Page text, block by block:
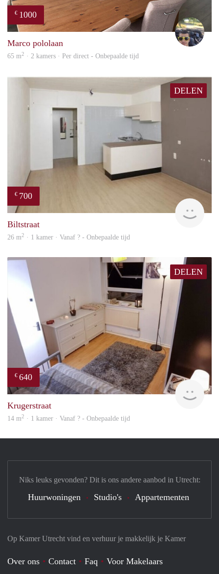
€ 1000
Marco pololaan
65 m2 · 2 kamers · Per direct - Onbepaalde tijd
DELEN
€ 700
Biltstraat
26 m2 · 1 kamer · Vanaf ? - Onbepaalde tijd
DELEN
€ 640
Krugerstraat
14 m2 · 1 kamer · Vanaf ? - Onbepaalde tijd
Op Kamer Utrecht vind en verhuur je makkelijk je Kamer
Over ons Contact Faq Voor Makelaars
Niks leuks gevonden? Dit is ons andere aanbod in Utrecht:
Huurwoningen Studio's Appartementen